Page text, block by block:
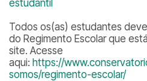
estudantil
Todos os(as) estudantes
do Regimento Escolar que
site. Acesse
aqui: https://
somos/regimento-escolar/